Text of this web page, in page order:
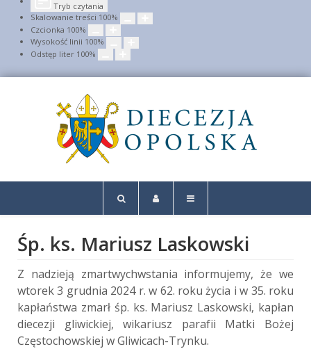
Tryb czytania
Skalowanie treści 100%
Czcionka 100%
Wysokość linii 100%
Odstęp liter 100%
Śp. ks. Mariusz Laskowski
Z nadzieją zmartwychwstania informujemy, że we
wtorek 3 grudnia 2024 r. w 62. roku życia i w 35. roku
kapłaństwa zmarł śp. ks. Mariusz Laskowski, kapłan
diecezji gliwickiej, wikariusz parafii Matki Bożej
Częstochowskiej w Gliwicach-Trynku.